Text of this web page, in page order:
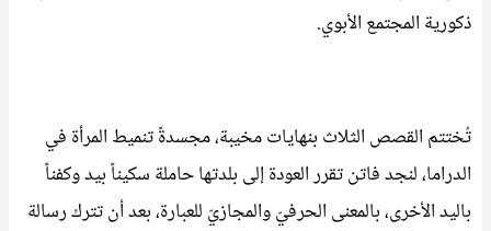
ذكورية المجتمع الأبوي.
تُختتم القصص الثلاث بنهايات مخيبة، مجسدةً تنميط المرأة في
الدراما، لنجد فاتن تقرر العودة إلى بلدتها حاملة سكيناً بيد وكفناً
باليد الأخرى، بالمعنى الحرفيّ والمجازيّ للعبارة، بعد أن تترك رسالة